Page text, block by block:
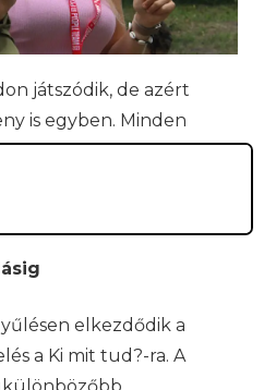
játszódik, de azért
is egyben. Minden
legalább három
akik valamilyen
bírnak.
elkezdődik a
a Ki mit tud?-ra. A